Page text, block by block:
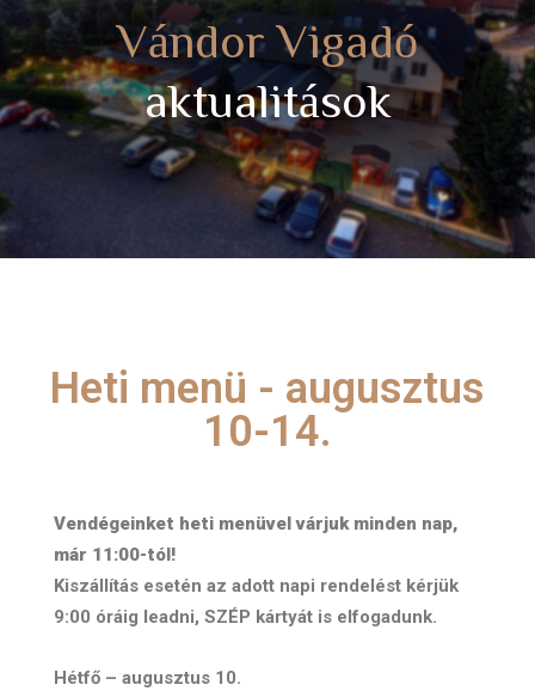
Vándor Vigadó
aktualitások
Heti menü - augusztus
10-14.
Vendégeinket heti menüvel várjuk minden nap,
már 11:00-tól!
Kiszállítás esetén az adott napi rendelést kérjük
9:00 óráig leadni, SZÉP kártyát is elfogadunk.
Hétfő – augusztus 10.